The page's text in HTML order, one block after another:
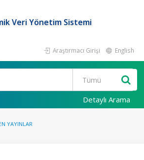
Veri Yönetim Sistemi
Araştırmacı Girişi English
Detaylı Arama
YAYINLAR